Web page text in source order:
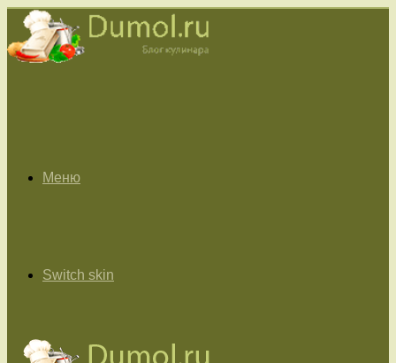
Меню
Switch skin